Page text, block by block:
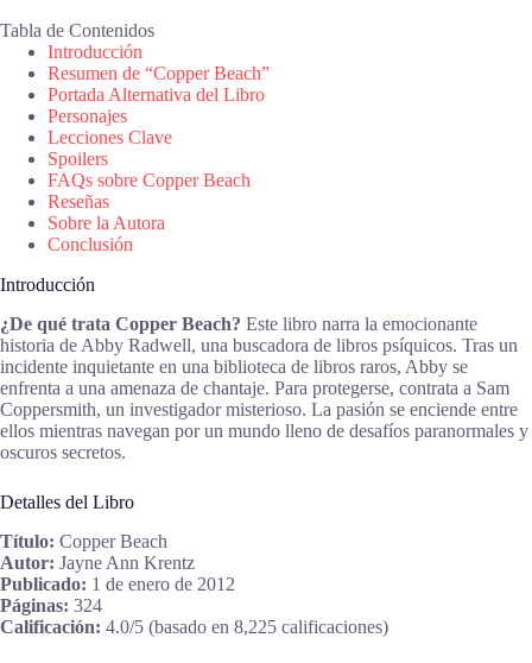
Tabla de Contenidos
Introducción
Resumen de “Copper Beach”
Portada Alternativa del Libro
Personajes
Lecciones Clave
Spoilers
FAQs sobre Copper Beach
Reseñas
Sobre la Autora
Conclusión
Introducción
¿De qué trata Copper Beach? Este libro narra la emocionante
historia de Abby Radwell, una buscadora de libros psíquicos. Tras un
incidente inquietante en una biblioteca de libros raros, Abby se
enfrenta a una amenaza de chantaje. Para protegerse, contrata a Sam
Coppersmith, un investigador misterioso. La pasión se enciende entre
ellos mientras navegan por un mundo lleno de desafíos paranormales y
oscuros secretos.
Detalles del Libro
Título: Copper Beach
Autor: Jayne Ann Krentz
Publicado: 1 de enero de 2012
Páginas: 324
Calificación: 4.0/5 (basado en 8,225 calificaciones)